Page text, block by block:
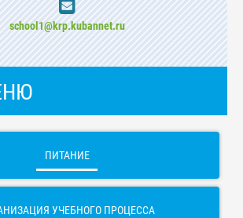
school1@krp.kubannet.ru
ПИТАНИЕ
УЧЕБНОГО ПРОЦЕССА